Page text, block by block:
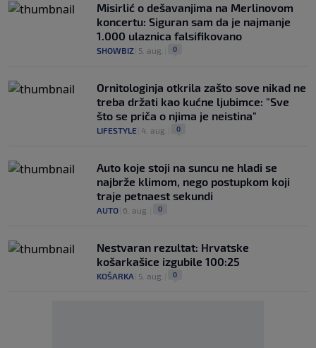
Misirlić o dešavanjima na Merlinovom
koncertu: Siguran sam da je najmanje
1.000 ulaznica falsifikovano
SHOWBIZ 5. aug. 0
Ornitologinja otkrila zašto sove nikad ne
treba držati kao kućne ljubimce: "Sve
što se priča o njima je neistina"
LIFESTYLE 4. aug. 0
Auto koje stoji na suncu ne hladi se
najbrže klimom, nego postupkom koji
traje petnaest sekundi
AUTO 6. aug. 0
Nestvaran rezultat: Hrvatske
košarkašice izgubile 100:25
KOŠARKA 5. aug. 0